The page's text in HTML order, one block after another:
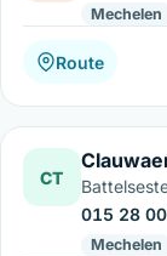
Mechelen
Route
CT
015 28
Mechelen